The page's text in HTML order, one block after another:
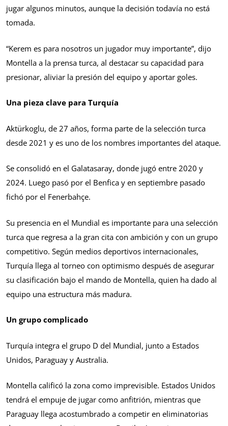
jugar algunos minutos, aunque la decisión todavía no está
tomada.
“Kerem es para nosotros un jugador muy importante”, dijo
Montella a la prensa turca, al destacar su capacidad para
presionar, aliviar la presión del equipo y aportar goles.
Una pieza clave para Turquía
Aktürkoglu, de 27 años, forma parte de la selección turca
desde 2021 y es uno de los nombres importantes del ataque.
Se consolidó en el Galatasaray, donde jugó entre 2020 y
2024. Luego pasó por el Benfica y en septiembre pasado
fichó por el Fenerbahçe.
Su presencia en el Mundial es importante para una selección
turca que regresa a la gran cita con ambición y con un grupo
competitivo. Según medios deportivos internacionales,
Turquía llega al torneo con optimismo después de asegurar
su clasificación bajo el mando de Montella, quien ha dado al
equipo una estructura más madura.
Un grupo complicado
Turquía integra el grupo D del Mundial, junto a Estados
Unidos, Paraguay y Australia.
Montella calificó la zona como imprevisible. Estados Unidos
tendrá el empuje de jugar como anfitrión, mientras que
Paraguay llega acostumbrado a competir en eliminatorias